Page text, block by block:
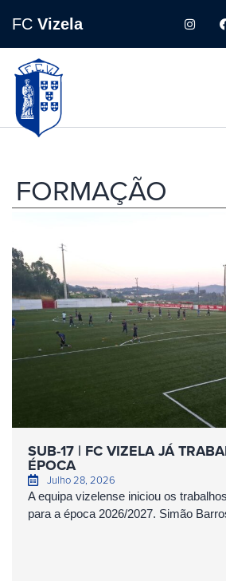
FC Vizela
FORMAÇÃO
SUB-17 | FC VIZELA JÁ
ÉPOCA
Julho 28, 2026
A equipa vizelense iniciou os
para a época 2026/2027. Simão